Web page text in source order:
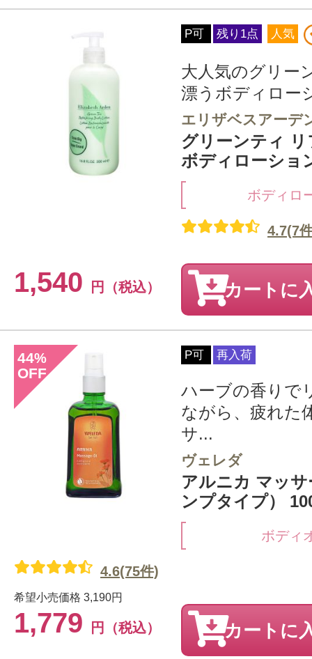
P可 残り1点 人気
大人気のグリー
漂うボディロー
エリザベスアーデ
グリーンティ
ボディローショ
ボディロ
1,540 円（税込）
4.7(7
カートに
44%
OFF
P可 再入荷
ハーブの香りで
ながら、疲れた
サ...
ヴェレダ
アルニカ マッ
ンプタイプ）
ボディ
希望小売価格 3,190円
1,779 円（税込）
4.6(75件)
カートに